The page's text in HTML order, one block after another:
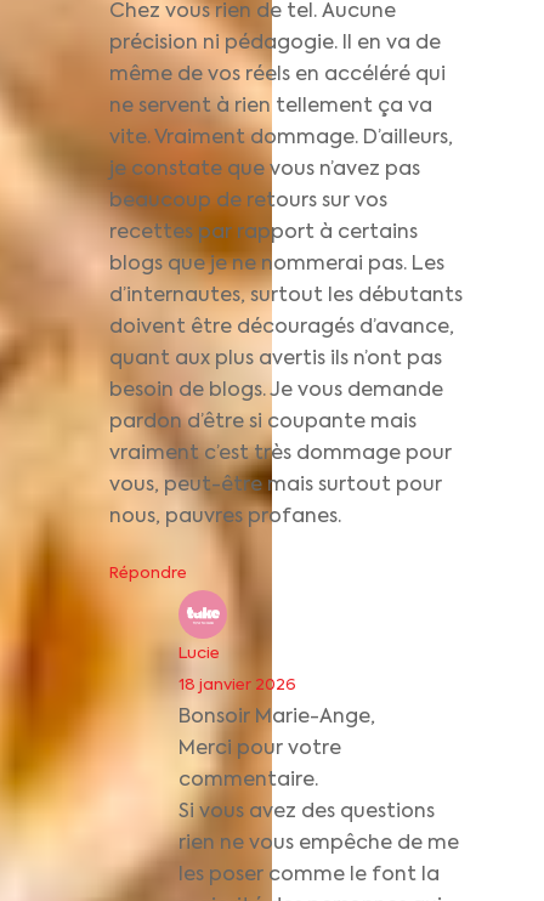
Chez vous rien de tel. Aucune
précision ni pédagogie. Il en va de
même de vos réels en accéléré qui
ne servent à rien tellement ça va
vite. Vraiment dommage. D’ailleurs,
je constate que vous n’avez pas
beaucoup de retours sur vos
recettes par rapport à certains
blogs que je ne nommerai pas. Les
d’internautes, surtout les débutants
doivent être découragés d’avance,
quant aux plus avertis ils n’ont pas
besoin de blogs. Je vous demande
pardon d’être si coupante mais
vraiment c’est très dommage pour
vous, peut-être mais surtout pour
nous, pauvres profanes.
Répondre
Lucie
18 janvier 2026
Bonsoir Marie-Ange,
Merci pour votre
commentaire.
Si vous avez des questions
rien ne vous empêche de me
les poser comme le font la